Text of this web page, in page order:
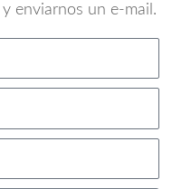
enviarnos un e-mail.